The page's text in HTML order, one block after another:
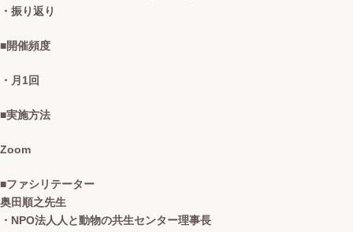
・振り返り
■開催頻度
・月1回
■実施方法
Zoom
■ファシリテーター
奥田順之先生
・NPO法人人と動物の共生センター理事長